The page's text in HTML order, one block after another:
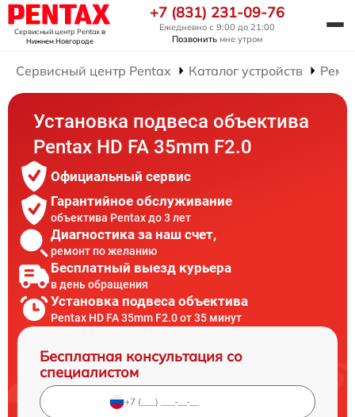
Сервисный центр Pentaxв
Нижнем Новгороде
+7 (831) 231-09-76
Ежедневно с 9:00 до 21:00
Позвонить мне утром
Сервисный центр Pentax Каталог устройств
Установка подвеса объектива
Pentax HD FA 35mm F2.0
Официальный сервис
Гарантийное обслуживание
объектива Pentax до 3 лет
Диагностика за наш счет,
ремонт по желанию
Бесплатный выезд курьера
в день обращения
Установка подвеса объектива
Pentax HD FA 35mm F2.0 от 35 минут
Бесплатная консультация со
специалистом